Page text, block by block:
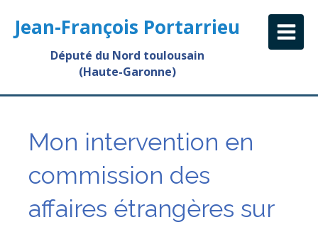
Jean-François Portarrieu
Député du Nord toulousain
(Haute-Garonne)
Mon intervention en
commission des
affaires étrangères sur